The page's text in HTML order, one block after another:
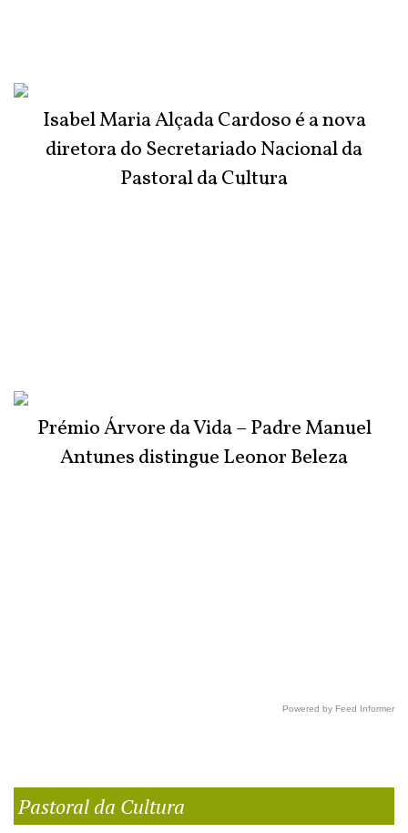
Isabel Maria Alçada Cardoso é a nova
diretora do Secretariado Nacional da
Pastoral da Cultura
Prémio Árvore da Vida – Padre Manuel
Antunes distingue Leonor Beleza
Powered by Feed Informer
Pastoral da Cultura